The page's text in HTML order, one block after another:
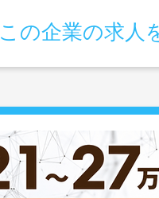
この企業の求人